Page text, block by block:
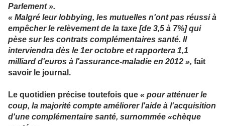
Parlement ».
« Malgré leur lobbying, les mutuelles n'ont pas réussi à
empêcher le relèvement de la taxe [de 3,5 à 7%] qui
pèse sur les contrats complémentaires santé. Il
interviendra dès le 1er octobre et rapportera 1,1
milliard d'euros à l'assurance-maladie en 2012 », fait
savoir le journal.
Le quotidien précise toutefois que « pour atténuer le
coup, la majorité compte améliorer l'aide à l'acquisition
d'une complémentaire santé, surnommée «chèque